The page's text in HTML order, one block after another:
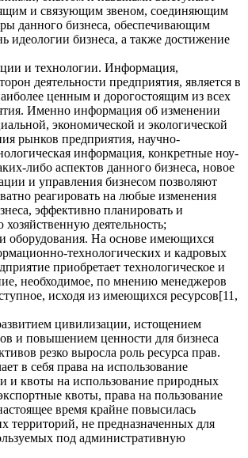
и связующим звеном, соединяющим
данного бизнеса, обеспечивающим
идеологии бизнеса, а также достижение
и технологии. Информация,
деятельности предприятия, является в
ценным и дорогостоящим из всех
Именно информация об изменении
экономической и экологической
рынков предприятия, научно-
информация, конкретные ноу-
либо аспектов данного бизнеса, новое
и управления бизнесом позволяют
реагировать на любые изменения
эффективно планировать и
хозяйственную деятельность;
оборудования. На основе имеющихся
технологических и кадровых
приобретает технологическое и
необходимое, по мнению менеджеров
исходя из имеющихся ресурсов[11,
цивилизации, истощением
и повышением ценности для бизнеса
резко выросла роль ресурса прав.
в себя права на использование
и квоты на использование природных
квоты, права на пользование
время крайне повысилась
территорий, не предназначенных для
под административную